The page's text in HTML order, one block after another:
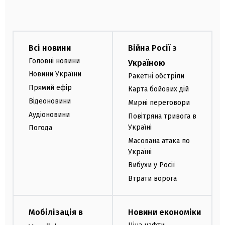
Всі новини
Головні новини
Новини України
Прямий ефір
Відеоновини
Аудіоновини
Погода
Війна Росії з
Україною
Ракетні обстріли
Карта бойових дій
Мирні переговори
Повітряна тривога в
Україні
Масована атака по
Україні
Вибухи у Росії
Втрати ворога
Мобілізація в
Новини економіки